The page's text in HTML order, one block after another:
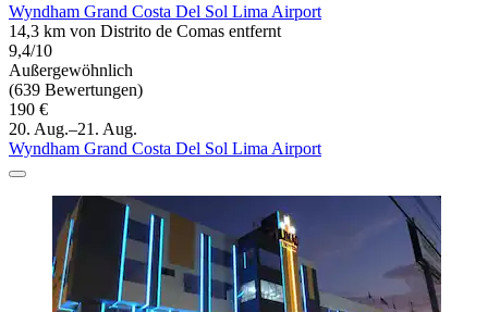
Wyndham Grand Costa Del Sol Lima Airport
14,3 km von Distrito de Comas entfernt
9,4/10
Außergewöhnlich
(639 Bewertungen)
190 €
20. Aug.–21. Aug.
Wyndham Grand Costa Del Sol Lima Airport